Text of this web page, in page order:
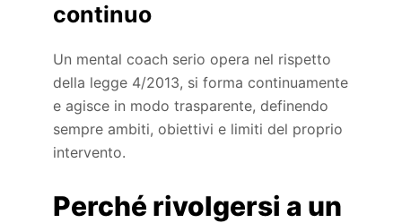
continuo
Un mental coach serio opera nel rispetto
della legge 4/2013, si forma continuamente
e agisce in modo trasparente, definendo
sempre ambiti, obiettivi e limiti del proprio
intervento.
Perché rivolgersi a un